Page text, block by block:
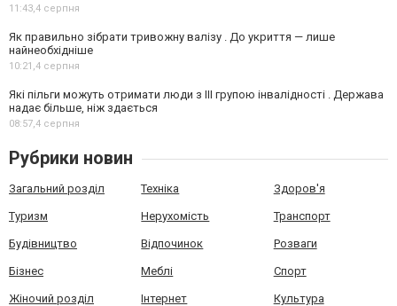
11:43,4 серпня
Як правильно зібрати тривожну валізу . До укриття — лише
найнеобхідніше
10:21,4 серпня
Які пільги можуть отримати люди з III групою інвалідності . Держава
надає більше, ніж здається
08:57,4 серпня
Рубрики новин
Загальний розділ Техніка Здоров'я
Туризм Нерухомість Транспорт
Будівництво Відпочинок Розваги
Бізнес Меблі Спорт
Жіночий розділ Інтернет Культура